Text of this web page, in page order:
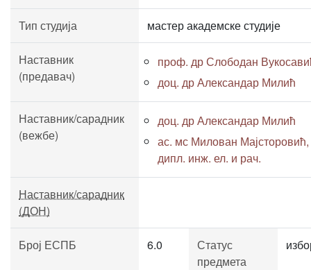
Тип студија мастер академске студије
Наставник
(предавач)
проф. др Слободан
доц. др Александар Милић
Наставник/сарадник
(вежбе)
доц. др Александар Милић
ас. мс Милован Мајсторовић,
дипл. инж. ел. и рач.
Наставник/сарадник
(ДОН)
Број ЕСПБ 6.0
Статус
предмета